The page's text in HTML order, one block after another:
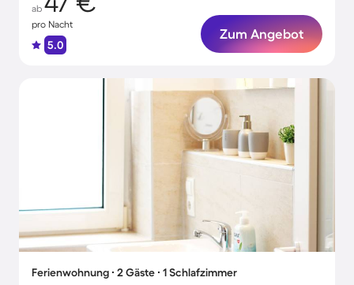
ab
pro Nacht
5.0
Zum Angebot
Ferienwohnung ∙ 2 Gäste ∙ 1 Schlafzimmer